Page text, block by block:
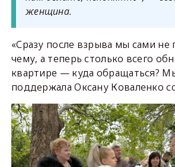
женщина.
«Сразу после взрыва мы сами не
чему, а теперь столько всего
квартире — куда обращаться?
поддержала Оксану Коваленко